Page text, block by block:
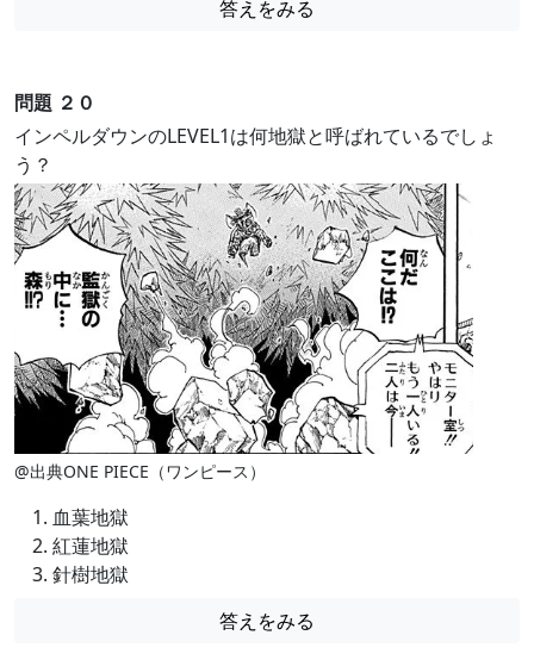
答えをみる
問題 ２０
インペルダウンのLEVEL1は何地獄と呼ばれているでしょ
う？
@出典ONE PIECE（ワンピース）
血葉地獄
紅蓮地獄
針樹地獄
答えをみる